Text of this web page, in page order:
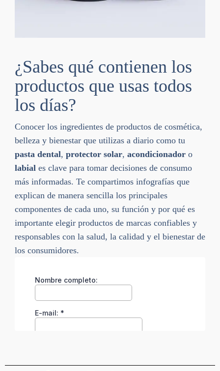
¿Sabes qué contienen los
productos que usas todos
los días?
Conocer los ingredientes de productos de cosmética,
belleza y bienestar que utilizas a diario como tu
pasta dental, protector solar, acondicionador o
labial es clave para tomar decisiones de consumo
más informadas. Te compartimos infografías que
explican de manera sencilla los principales
componentes de cada uno, su función y por qué es
importante elegir productos de marcas confiables y
responsables con la salud, la calidad y el bienestar de
los consumidores.